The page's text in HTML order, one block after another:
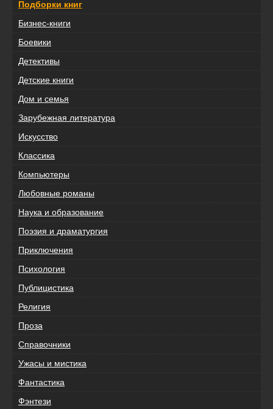
Подборки книг
Бизнес-книги
Боевики
Детективы
Детские книги
Дом и семья
Зарубежная литература
Искусство
Классика
Компьютеры
Любовные романы
Наука и образование
Поэзия и драматургия
Приключения
Психология
Публицистика
Религия
Проза
Справочники
Ужасы и мистика
Фантастика
Фэнтези